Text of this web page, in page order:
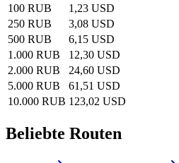
100 RUB
1,23 USD
250 RUB
3,08 USD
500 RUB
6,15 USD
1.000 RUB
12,30 USD
2.000 RUB
24,60 USD
5.000 RUB
61,51 USD
10.000 RUB 123,02 USD
Beliebte Routen